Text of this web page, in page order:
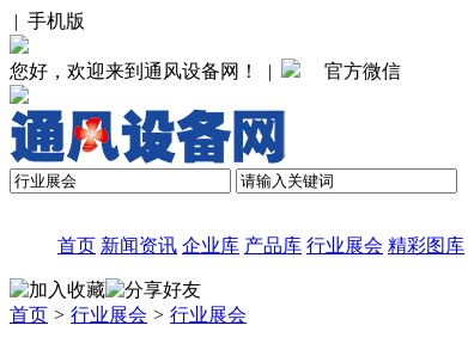
| 手机版
您好，欢迎来到通风设备网！ | 官方微信
首页 新闻资讯 企业库 产品库 行业展会 精彩图库
首页 > 行业展会 > 行业展会